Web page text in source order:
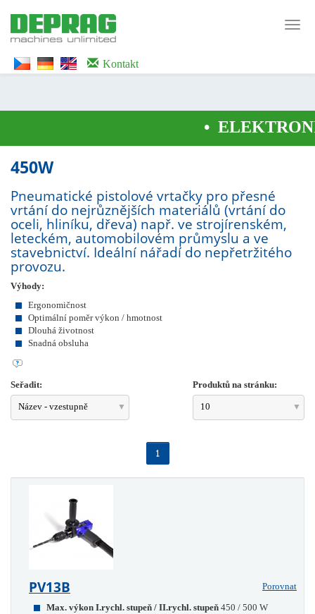
WTG9QS7C" height="0" width="0" style="display:none;visibility:hidden">
</iframe></noscript>
Kontakt
•
450W
Pneumatické pistolové vrtačky pro přesné
vrtání do nejrůznějších materiálů (vrtání do
oceli, hliníku, dřeva) např. ve strojírenském,
leteckém, automobilovém průmyslu a ve
stavebnictví. Ideální nářadí do nepřetržitého
provozu.
Výhody:
Ergonomičnost
Optimální poměr výkon / hmotnost
Dlouhá životnost
Snadná obsluha
Seřadit:
Název - vzestupně
Produktů na stránku:
10
1
PV13B
Porovnat
Max. výkon I.rychl. stupeň / II.rychl. stupeň 450 / 500 W